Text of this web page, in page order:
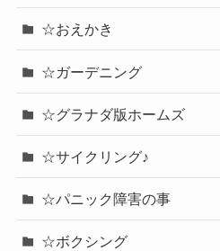
☆おえかき
☆ガーデニング
☆グラナダ版ホームズ
☆サイクリング♪
☆パニック障害の事
☆ボクシング